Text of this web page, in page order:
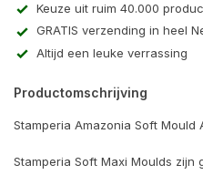
Keuze uit ruim 40.000
GRATIS verzending in heel
Altijd een leuke verrassing
Productomschrijving
Stamperia Amazonia Soft Mould
Stamperia Soft Maxi Moulds zijn